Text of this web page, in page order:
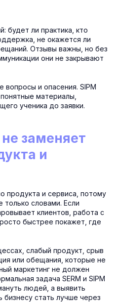
будет ли практика, кто
не окажется ли
Отзывы важны, но без
они не закрывают
вопросы и опасения. SIPM
материалы,
ученика до заявки.
заменяет
и
продукта и сервиса, потому
только словами. Если
клиентов, работа с
быстрее покажет, где
слабый продукт, срыв
или обещания, которые не
маркетинг не должен
задача SERM и SIPM
людей, а выявить
бизнесу стать лучше через